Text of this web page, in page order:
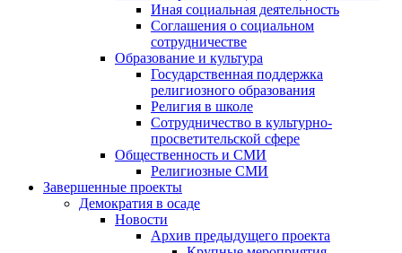
Иная социальная деятельность
Соглашения о социальном
сотрудничестве
Образование и культура
Государственная поддержка
религиозного образования
Религия в школе
Сотрудничество в культурно-
просветительской сфере
Общественность и СМИ
Религиозные СМИ
Завершенные проекты
Демократия в осаде
Новости
Архив предыдущего проекта